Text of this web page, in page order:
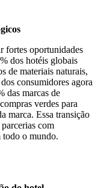
fortes oportunidades
dos hotéis globais
de materiais naturais,
consumidores agora
das marcas de
verdes para
marca. Essa transição
com
todo o mundo.